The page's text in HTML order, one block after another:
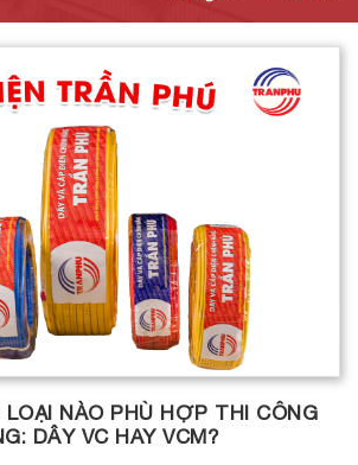
LOẠI NÀO PHÙ HỢP THI CÔNG
DÂY VC HAY VCM?